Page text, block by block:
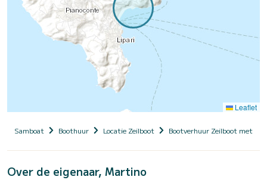
Leaflet
Samboat Boothuur Locatie Zeilboot Bootverhuur Zeilboot met
Over de eigenaar, Martino